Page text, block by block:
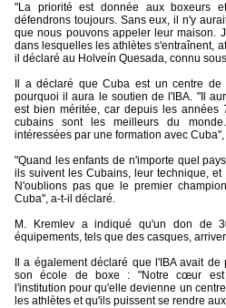
"La priorité est donnée aux boxeurs
défendrons toujours. Sans eux, il n'y
que nous pouvons appeler leur maison.
dans lesquelles les athlètes s'entraînent,
il déclaré au Holveín Quesada, connu
Il a déclaré que Cuba est un centre
pourquoi il aura le soutien de l'IBA. "Il
est bien méritée, car depuis les années
cubains sont les meilleurs du
intéressées par une formation avec
"Quand les enfants de n'importe quel
ils suivent les Cubains, leur technique,
N'oublions pas que le premier
Cuba", a-t-il déclaré.
M. Kremlev a indiqué qu'un don de
équipements, tels que des casques,
Il a également déclaré que l'IBA avait
son école de boxe : "Notre cœur est
l'institution pour qu'elle devienne un
les athlètes et qu'ils puissent se rendre